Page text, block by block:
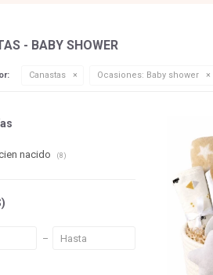
- BABY SHOWER
Canastas Ocasiones: Baby shower
nacido (8)